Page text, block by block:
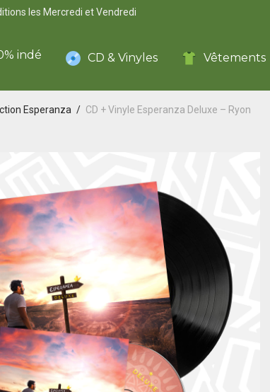
les Mercredi et Vendredi
indé CD & Vinyles Vêtements
Esperanza / CD + Vinyle Esperanza Deluxe – Ryon